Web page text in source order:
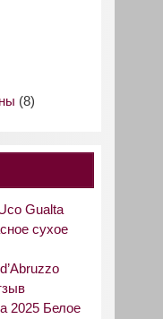
(8)
Gualta
сухое
2025 Белое